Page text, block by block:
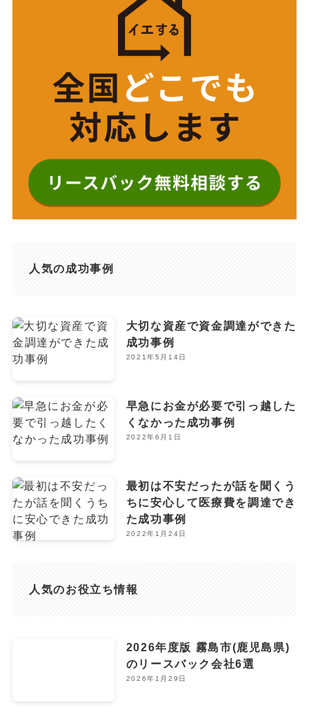
人気の成功事例
大切な資産で資金調達ができた
成功事例
2021年5月14日
早急にお金が必要で引っ越した
くなかった成功事例
2022年6月1日
最初は不安だったが話を聞くう
ちに安心して医療費を調達でき
た成功事例
2022年1月24日
人気のお役立ち情報
2026年度版 霧島市(鹿児島県)
のリースバック会社6選
2026年1月29日